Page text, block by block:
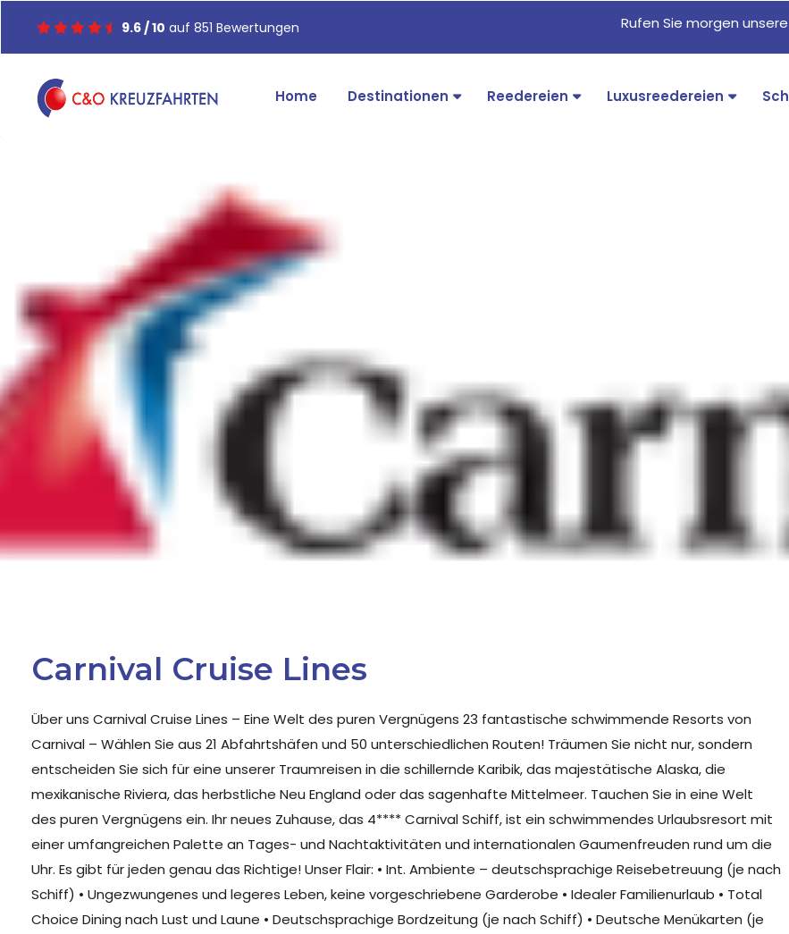
9.6 / 10 auf 851 Bewertungen Rufen Sie morgen
Home Destinationen Reedereien Luxusreedereien
Carnival Cruise Lines
Über uns Carnival Cruise Lines – Eine Welt des puren Vergnügens 23 fantastische schwimmende Resorts von
Carnival – Wählen Sie aus 21 Abfahrtshäfen und 50 unterschiedlichen Routen! Träumen Sie nicht nur, sondern
entscheiden Sie sich für eine unserer Traumreisen in die schillernde Karibik, das majestätische Alaska, die
mexikanische Riviera, das herbstliche Neu England oder das sagenhafte Mittelmeer. Tauchen Sie in eine Welt
des puren Vergnügens ein. Ihr neues Zuhause, das 4**** Carnival Schiff, ist ein schwimmendes Urlaubsresort mit
einer umfangreichen Palette an Tages- und Nachtaktivitäten und internationalen Gaumenfreuden rund um die
Uhr. Es gibt für jeden genau das Richtige! Unser Flair: • Int. Ambiente – deutschsprachige Reisebetreuung (je nach
Schiff) • Ungezwungenes und legeres Leben, keine vorgeschriebene Garderobe • Idealer Familienurlaub • Total
Choice Dining nach Lust und Laune • Deutschsprachige Bordzeitung (je nach Schiff) • Deutsche Menükarten (je